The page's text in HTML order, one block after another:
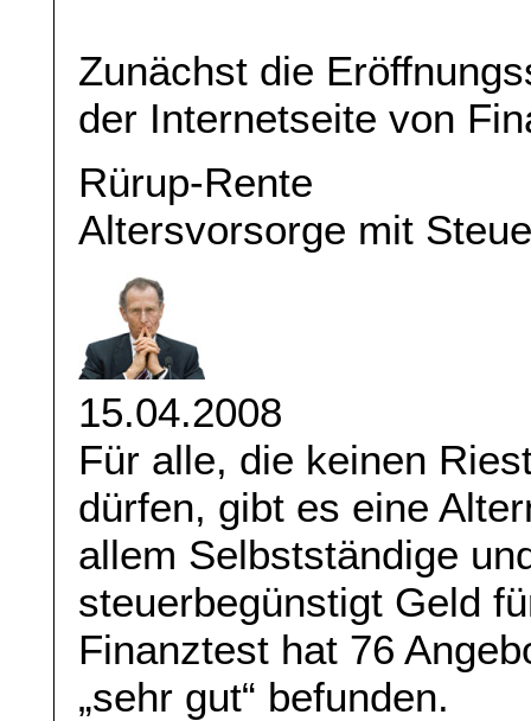
Zunächst die
der Internetseite von
Rürup-Rente
Altersvorsorge mit
15.04.2008
Für alle, die keinen
dürfen, gibt es eine
allem Selbstständige
steuerbegünstigt Geld
Finanztest hat 76
„sehr gut“ befunden.